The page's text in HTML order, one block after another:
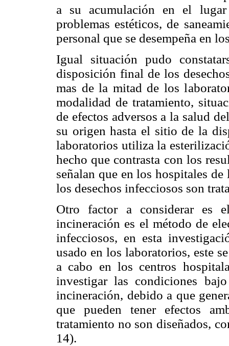
a su acumulación en el
problemas estéticos, de
personal que se desempeña en
Igual situación pudo
disposición final de los
mas de la mitad de los
modalidad de tratamiento,
de efectos adversos a la salud
su origen hasta el sitio de la
laboratorios utiliza la
hecho que contrasta con los
señalan que en los hospitales
los desechos infecciosos son
Otro factor a considerar es
incineración es el método de
infecciosos, en esta
usado en los laboratorios, este
a cabo en los centros
investigar las condiciones
incineración, debido a que
que pueden tener efectos
tratamiento no son diseñados,
14).